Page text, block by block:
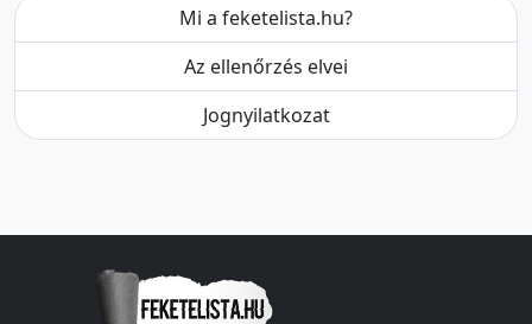
Mi a feketelista.hu?
Az ellenőrzés elvei
Jognyilatkozat